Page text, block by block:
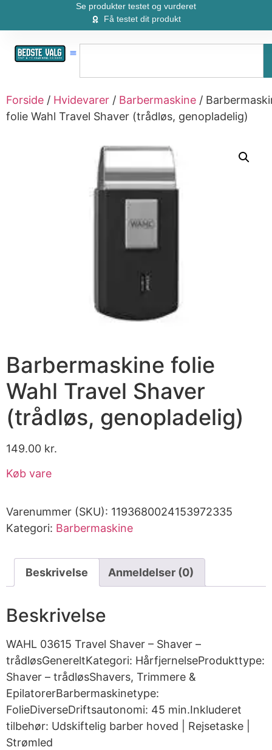
Se produkter testet og vurderet
Få testet dit produkt
Forside / Hvidevarer / Barbermaskine /
folie Wahl Travel Shaver (trådløs, genopladelig)
Barbermaskine folie
Wahl Travel Shaver
(trådløs, genopladelig)
149.00 kr.
Køb vare
Varenummer (SKU): 1193680024153972335
Kategori: Barbermaskine
Beskrivelse Anmeldelser (0)
Beskrivelse
WAHL 03615 Travel Shaver – Shaver –
trådløsGenereltKategori: HårfjernelseProdukttype:
Shaver – trådløsShavers, Trimmere &
EpilatorerBarbermaskinetype:
FolieDiverseDriftsautonomi: 45 min.Inkluderet
tilbehør: Udskiftelig barber hoved | Rejsetaske |
Strømled